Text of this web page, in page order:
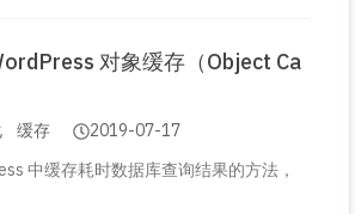
对象缓存（Object Ca
缓存
2019-07-17
中缓存耗时数据库查询结果的方法，